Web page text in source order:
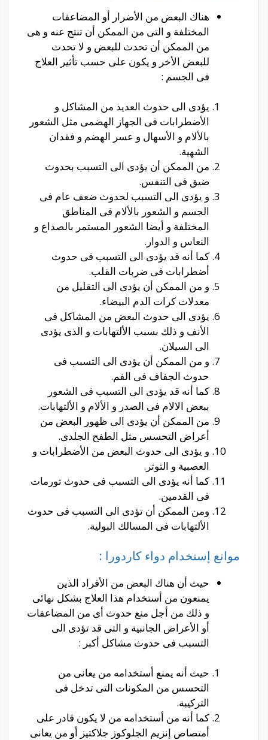
هناك البعض من الأضرار أو المضاعفات
المختلفة و التى من الممكن أن تنتج عنه و هى
من الممكن أن تحدث للبعض و لا تحدث
للبعض الأخر و يكون على حسب تأثير العلاج
فى الجسم :
يؤدى الى حدوث العديد من المشاكل و
الأضطرابات فى الجهاز الهضمى مثل الشعور
بالألام و الأسهال و عسر الهضم و فقدان
الشهية.
من الممكن أن يؤدى الى التسبب بحدوث
ضيق فى التنفس.
و يؤدى الى التسبب لحدوث ضعف عام فى
الجسم و الشعور بالألام فى المناطق
المختلفة و أيضا الشعور المستمر بالصداع و
النعاس و الدوار.
كما أنه قد يؤدى الى التسبب فى حدوث
أضطرابات فى ضربات القلب.
و من الممكن أن يؤدى الى التقليل من
معدلات كرات الدم البيضاء.
يؤدى الى حدوث البعض من المشاكل فى
الأنف و ذلك بسبب الألتهابات و الذى يؤدى
الى السيلان.
و من الممكن أن يؤدى الى التسبب فى
حدوث الجفاف فى الفم.
كما أنه قد يؤدى الى التسبب فى الشعور
ببعض الالام فى الصدر و الألام و الألتهابات.
من الممكن أن يؤدى الى ظهور البعض من
أعراض التحسس مثل الطفح الجلدى.
و يؤدى الى حدوث البعض من الأضطرابات و
العصبية و التوتر.
كما أنه يؤدى الى التسبب فى حدوث تورمات
فى القدمين.
ومن الممكن أن تؤدى الى التسبب فى حدوث
الألتهابات فى المسالك البولية.
موانع إستخدام دواء كاردورا :
حيث أن هناك البعض من الأفراد الذين
يمنعون من أستخدام هذا العلاج بشكل نهائى
و ذلك من أجل منع حدوث أى من المضاعفات
أو الأعراض الجانبية و التى قد تؤدى الى
التسبب فى حدوث مشاكل أكبر :
حيث أنه يمنع أستخدامه من يعانى من
التحسس من المكونات التى تدخل فى
التركيبة.
كما أنه من أستخدامه من لا يكون قادر على
أمتصاص إنزيم الجلوكوز جلاكتيز أو من يعانى